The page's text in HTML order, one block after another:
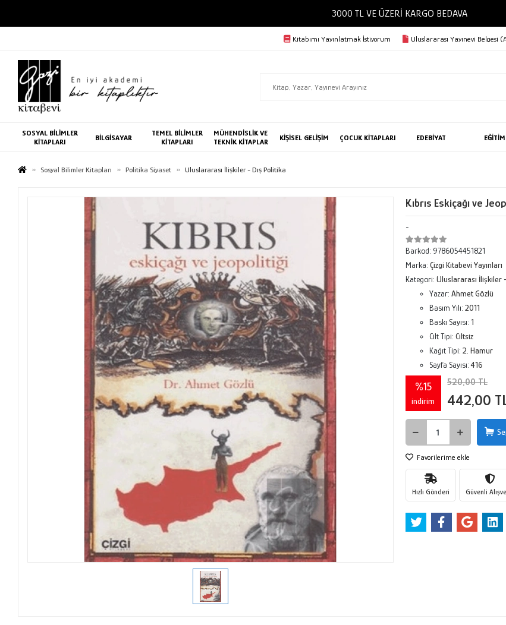
3000 TL VE ÜZERİ KARGO
Kitabımı Yayınlatmak İstiyorum Uluslararası Yayınevi Belgesi
SOSYAL BİLİMLER
KİTAPLARI
BİLGİSAYAR
TEMEL BİLİMLER
KİTAPLARI
MÜHENDİSLİK VE
TEKNİK KİTAPLAR
KİŞİSEL GELİŞİM ÇOCUK KİTAPLARI EDEBİYAT EĞİTİM
Sosyal Bilimler Kitapları Politika Siyaset Uluslararası İlişkiler - Dış Politika
Kıbrıs Eskiçağı ve
-
Barkod: 9786054451821
Marka: Çizgi Kitabevi Yayınları
Kategori: Uluslararası İlişkiler
Yazar: Ahmet Gözlü
Basım Yılı: 2011
Baskı Sayısı: 1
Cilt Tipi: Ciltsiz
Kağıt Tipi: 2. Hamur
Sayfa Sayısı:416
%15
indirim
520,00 TL
442,00
Favorilerime ekle
Hızlı Gönderi Güvenli